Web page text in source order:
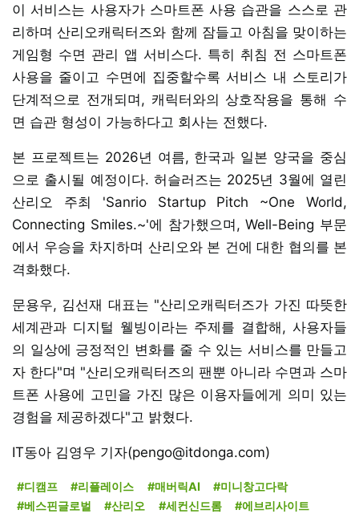
이 서비스는 사용자가 스마트폰 사용 습관을 스스로 관
리하며 산리오캐릭터즈와 함께 잠들고 아침을 맞이하는
게임형 수면 관리 앱 서비스다. 특히 취침 전 스마트폰
사용을 줄이고 수면에 집중할수록 서비스 내 스토리가
단계적으로 전개되며, 캐릭터와의 상호작용을 통해 수
면 습관 형성이 가능하다고 회사는 전했다.
본 프로젝트는 2026년 여름, 한국과 일본 양국을 중심
으로 출시될 예정이다. 허슬러즈는 2025년 3월에 열린
산리오 주최 'Sanrio Startup Pitch ~One World,
Connecting Smiles.~'에 참가했으며, Well-Being 부문
에서 우승을 차지하며 산리오와 본 건에 대한 협의를 본
격화했다.
문용우, 김선재 대표는 "산리오캐릭터즈가 가진 따뜻한
세계관과 디지털 웰빙이라는 주제를 결합해, 사용자들
의 일상에 긍정적인 변화를 줄 수 있는 서비스를 만들고
자 한다"며 "산리오캐릭터즈의 팬뿐 아니라 수면과 스마
트폰 사용에 고민을 가진 많은 이용자들에게 의미 있는
경험을 제공하겠다"고 밝혔다.
IT동아 김영우 기자(pengo@itdonga.com)
#디캠프 #리플레이스 #매버릭AI
#미니창고다락
#베스핀글로벌
#산리오 #세컨신드롬 #에브리사이트